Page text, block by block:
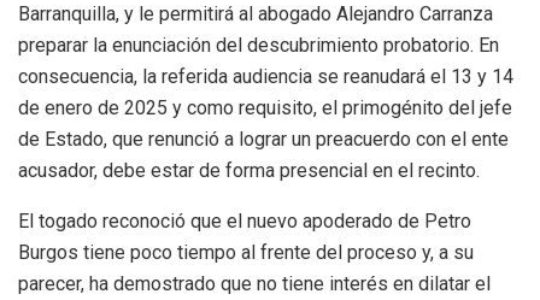
Barranquilla, y le permitirá al abogado Alejandro Carranza
preparar la enunciación del descubrimiento probatorio. En
consecuencia, la referida audiencia se reanudará el 13 y 14
de enero de 2025 y como requisito, el primogénito del jefe
de Estado, que renunció a lograr un preacuerdo con el ente
acusador, debe estar de forma presencial en el recinto.
El togado reconoció que el nuevo apoderado de Petro
Burgos tiene poco tiempo al frente del proceso y, a su
parecer, ha demostrado que no tiene interés en dilatar el